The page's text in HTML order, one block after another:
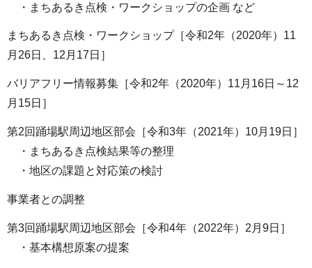
・まちあるき点検・ワークショップの企画 など
まちあるき点検・ワークショップ［令和2年（2020年）11
月26日、12月17日］
バリアフリー情報募集［令和2年（2020年）11月16日～12
月15日］
第2回踊場駅周辺地区部会［令和3年（2021年）10月19日］
・まちあるき点検結果等の整理
・地区の課題と対応策の検討
事業者との調整
第3回踊場駅周辺地区部会［令和4年（2022年）2月9日］
・基本構想原案の提案